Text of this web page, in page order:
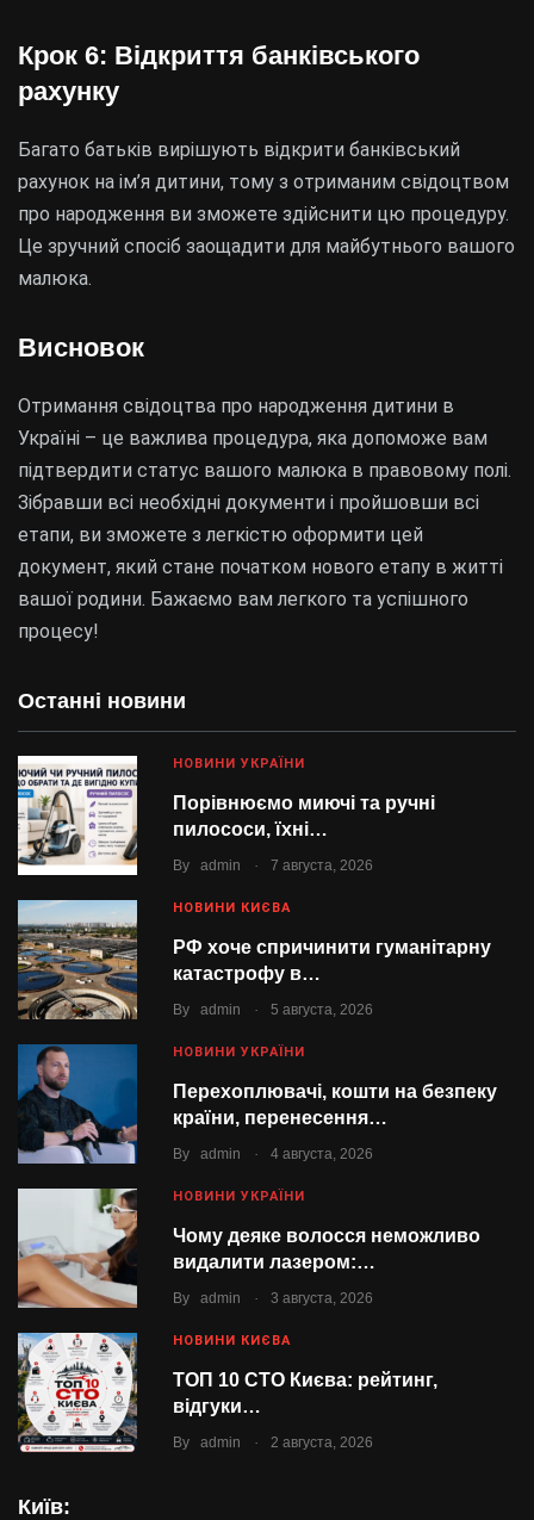
Останні новини
НОВИНИ УКРАЇНИ
Порівнюємо миючі та ручні
пилососи, їхні…
By admin . 7 августа, 2026
НОВИНИ КИЄВА
РФ хоче спричинити гуманітарну
катастрофу в…
By admin . 5 августа, 2026
НОВИНИ УКРАЇНИ
Перехоплювачі, кошти на безпеку
країни, перенесення…
By admin . 4 августа, 2026
НОВИНИ УКРАЇНИ
Чому деяке волосся неможливо
видалити лазером:…
By admin . 3 августа, 2026
НОВИНИ КИЄВА
ТОП 10 СТО Києва: рейтинг,
відгуки…
By admin . 2 августа, 2026
Київ:
Крок 6: Відкриття банківського
рахунку
Багато батьків вирішують відкрити банківський
рахунок на ім’я дитини, тому з отриманим свідоцтвом
про народження ви зможете здійснити цю процедуру.
Це зручний спосіб заощадити для майбутнього вашого
малюка.
Висновок
Отримання свідоцтва про народження дитини в
Україні – це важлива процедура, яка допоможе вам
підтвердити статус вашого малюка в правовому полі.
Зібравши всі необхідні документи і пройшовши всі
етапи, ви зможете з легкістю оформити цей
документ, який стане початком нового етапу в житті
вашої родини. Бажаємо вам легкого та успішного
процесу!